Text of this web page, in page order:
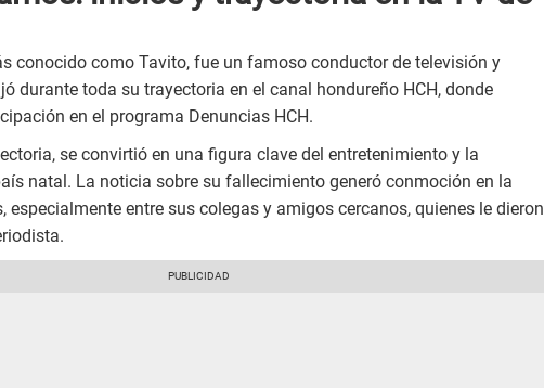
conocido como Tavito, fue un famoso conductor de televisión y
durante toda su trayectoria en el canal hondureño HCH, donde
en el programa Denuncias HCH.
se convirtió en una figura clave del entretenimiento y la
natal. La noticia sobre su fallecimiento generó conmoción en la
especialmente entre sus colegas y amigos cercanos, quienes le dieron